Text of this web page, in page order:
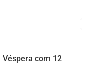
Véspera com 12